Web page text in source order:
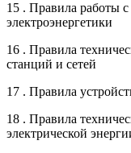
15 . Правила работы
электроэнергетики
16 . Правила
станций и сетей
17 . Правила
18 . Правила
электрической